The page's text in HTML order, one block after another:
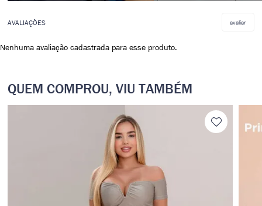
avaliar
Nenhuma avaliação cadastrada para esse produto.
QUEM COMPROU, VIU TAMBÉM